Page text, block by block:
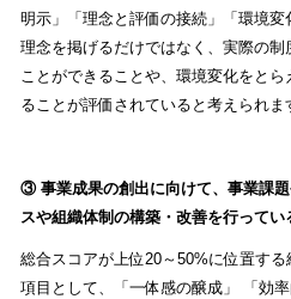
明示」「理念と評価の接続」「環境変
理念を掲げるだけではなく、実際の
ことができることや、環境変化をと
ることが評価されていると考えられま
③ 事業成果の創出に向けて、事業課
スや組織体制の構築・改善を行ってい
総合スコアが上位20～50%に位置す
項目として、「一体感の醸成」 「効